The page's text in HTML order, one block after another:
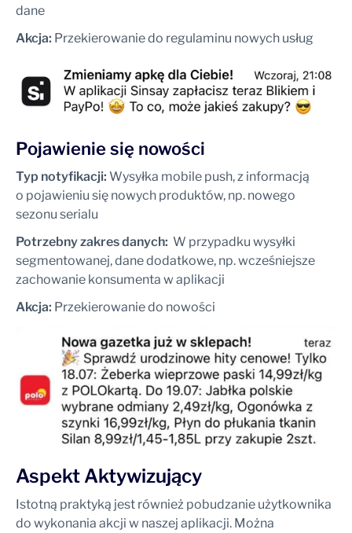
dane
Akcja: Przekierowanie do regulaminu nowych usług
Pojawienie się nowości
Typ notyfikacji: Wysyłka mobile push, z informacją
o pojawieniu się nowych produktów, np. nowego
sezonu serialu
Potrzebny zakres danych: W przypadku wysyłki
segmentowanej, dane dodatkowe, np. wcześniejsze
zachowanie konsumenta w aplikacji
Akcja: Przekierowanie do nowości
Aspekt Aktywizujący
Istotną praktyką jest również pobudzanie użytkownika
do wykonania akcji w naszej aplikacji. Można